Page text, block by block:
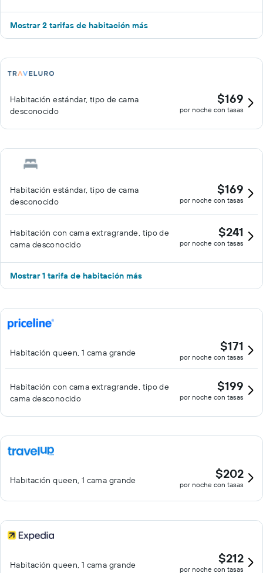
Mostrar 2 tarifas de habitación más
Habitación estándar, tipo de cama
desconocido
$169
por noche con tasas
Habitación estándar, tipo de cama
desconocido
$169
por noche con tasas
Habitación con cama extragrande, tipo de
cama desconocido
$241
por noche con tasas
Mostrar 1 tarifa de habitación más
Habitación queen, 1 cama grande $171
por noche con tasas
Habitación con cama extragrande, tipo de
cama desconocido
$199
por noche con tasas
Habitación queen, 1 cama grande $202
por noche con tasas
Habitación queen, 1 cama grande $212
por noche con tasas